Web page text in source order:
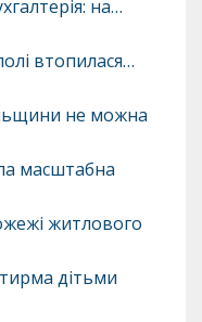
на…
втопилася…
не можна
масштабна
житлового
дітьми